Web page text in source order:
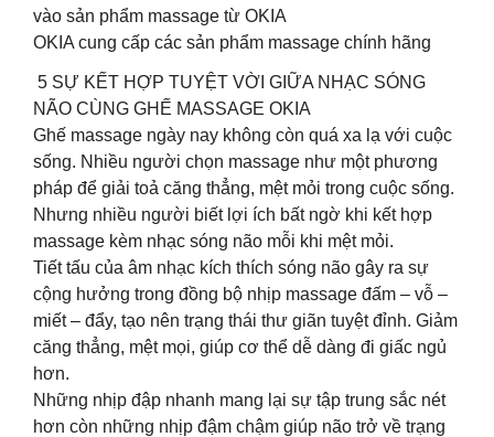
vào sản phẩm massage từ OKIA
OKIA cung cấp các sản phẩm massage chính hãng
️ 5 SỰ KẾT HỢP TUYỆT VỜI GIỮA NHẠC SÓNG
NÃO CÙNG GHẾ MASSAGE OKIA
Ghế massage ngày nay không còn quá xa lạ với cuộc
sống. Nhiều người chọn massage như một phương
pháp để giải toả căng thẳng, mệt mỏi trong cuộc sống.
Nhưng nhiều người biết lợi ích bất ngờ khi kết hợp
massage kèm nhạc sóng não mỗi khi mệt mỏi.
Tiết tấu của âm nhạc kích thích sóng não gây ra sự
cộng hưởng trong đồng bộ nhịp massage đấm – vỗ –
miết – đẩy, tạo nên trạng thái thư giãn tuyệt đỉnh. Giảm
căng thẳng, mệt mọi, giúp cơ thể dễ dàng đi giấc ngủ
hơn.
Những nhịp đập nhanh mang lại sự tập trung sắc nét
hơn còn những nhịp đậm chậm giúp não trở về trạng